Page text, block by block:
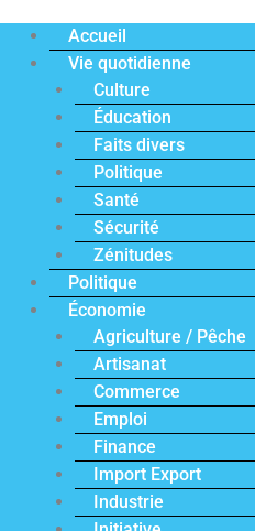
Accueil
Vie quotidienne
Culture
Éducation
Faits divers
Politique
Santé
Sécurité
Zénitudes
Politique
Économie
Agriculture / Pêche
Artisanat
Commerce
Emploi
Finance
Import Export
Industrie